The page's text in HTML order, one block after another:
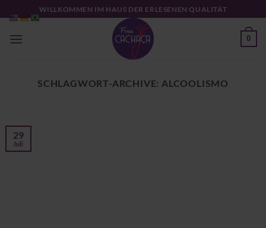
Inhalt
springen
WILLKOMMEN IM HAUS DER ERLESENEN QUALITÄT
0
SCHLAGWORT-ARCHIVE: ALCOOLISMO
29
Juli